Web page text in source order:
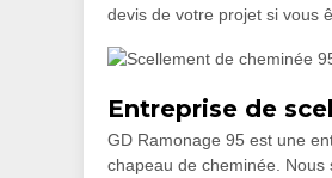
devis de votre projet si vous
Entreprise de
GD Ramonage 95 est une
chapeau de cheminée.